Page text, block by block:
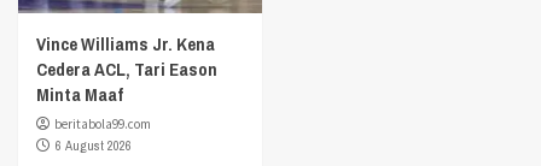
Vince Williams Jr. Kena
Cedera ACL, Tari Eason
Minta Maaf
beritabola99.com
6 August 2026